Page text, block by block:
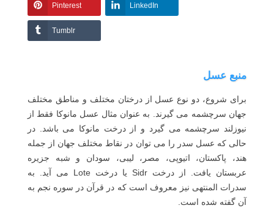
Pinterest LinkedIn
Tumblr
منبع عسل
برای شروع، دو نوع عسل از درختان مختلف و مناطق مختلف
جهان سرچشمه می گیرند. به عنوان مثال عسل مانوکا فقط از
نیوزلند سرچشمه می گیرد و از درخت مانوکا می باشد. در
حالی که عسل سدر را می توان در نقاط مختلف جهان از جمله
هند، پاکستان، اتیوپی، مصر، لیبی، سودان و شبه جزیره
عربستان یافت. از درخت Sidr یا درخت Lote می آید. به
سدرات المنتهی نیز معروف است که در قرآن در سوره نجم به
آن گفته شده است.